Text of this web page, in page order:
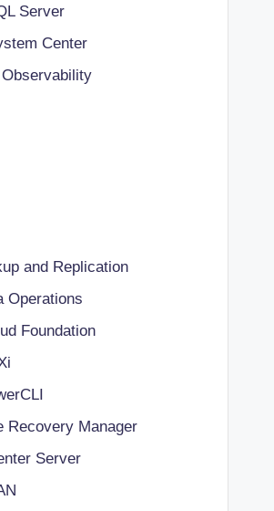
Server
Center
and Replication
Operations
Foundation
Recovery Manager
Server